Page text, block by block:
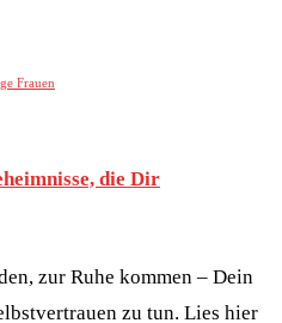
Frauen
die Dir
zur Ruhe kommen – Dein
zu tun. Lies hier